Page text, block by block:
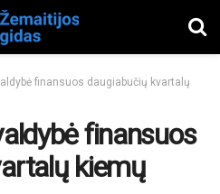
finansuos daugiabučių kvartalų
finansuos
kiemų